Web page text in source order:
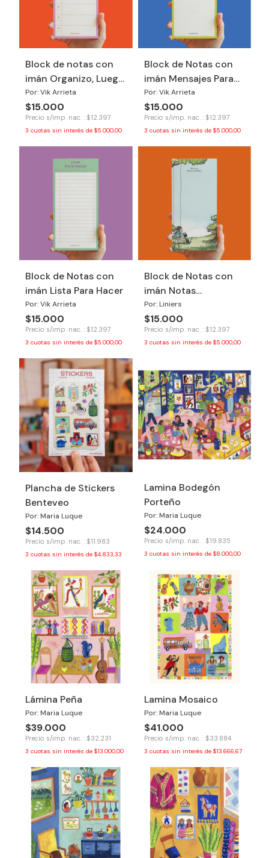
Block de notas con
imán Organizo, Luego
Improviso
Por: Vik Arrieta
$15.000
Precio s/imp. nac. : $12.397
3 cuotas sin interés de $5.000,00
Block de Notas con
imán Mensajes Para
Tu Yo del Futuro
Por: Vik Arrieta
$15.000
Precio s/imp. nac. : $12.397
3 cuotas sin interés de $5.000,00
Block de Notas con
imán Lista Para Hacer
Por: Vik Arrieta
$15.000
Precio s/imp. nac. : $12.397
3 cuotas sin interés de $5.000,00
Block de Notas con
imán Notas
Macanudas
Por: Liniers
$15.000
Precio s/imp. nac. : $12.397
3 cuotas sin interés de $5.000,00
Plancha de Stickers
Benteveo
Por: Maria Luque
$14.500
Precio s/imp. nac. : $11.983
3 cuotas sin interés de $4.833,33
Lamina Bodegón
Porteño
Por: Maria Luque
$24.000
Precio s/imp. nac. : $19.835
3 cuotas sin interés de $8.000,00
Lámina Peña
Por: Maria Luque
$39.000
Precio s/imp. nac. : $32.231
3 cuotas sin interés de $13.000,00
Lamina Mosaico
Por: Maria Luque
$41.000
Precio s/imp. nac. : $33.884
3 cuotas sin interés de $13.666,67